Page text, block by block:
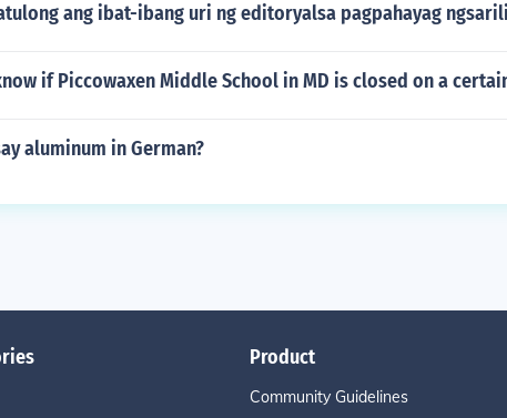
ang ibat-ibang uri ng editoryalsa pagpahayag
if Piccowaxen Middle School in MD is closed on a
aluminum in German?
Product
Community Guidelines